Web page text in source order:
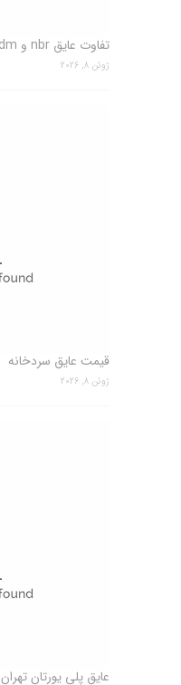
تفاوت عایق nbr و epdm
ژوئن 8, 2026
قیمت عایق سردخانه
ژوئن 8, 2026
عایق پلی یورتان تهران